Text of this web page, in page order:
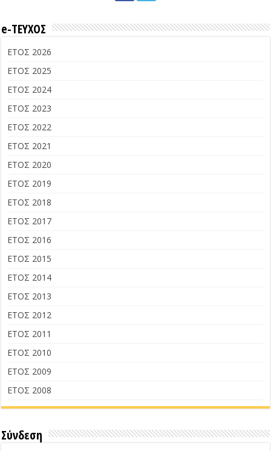
e-ΤΕΥΧΟΣ
ΕΤΟΣ 2026
ΕΤΟΣ 2025
ΕΤΟΣ 2024
ΕΤΟΣ 2023
ΕΤΟΣ 2022
ΕΤΟΣ 2021
ΕΤΟΣ 2020
ΕΤΟΣ 2019
ΕΤΟΣ 2018
ΕΤΟΣ 2017
ΕΤΟΣ 2016
ΕΤΟΣ 2015
ΕΤΟΣ 2014
ΕΤΟΣ 2013
ΕΤΟΣ 2012
ΕΤΟΣ 2011
ΕΤΟΣ 2010
ΕΤΟΣ 2009
ΕΤΟΣ 2008
Σύνδεση